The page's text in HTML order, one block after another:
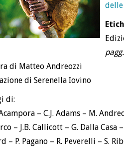
delle
di Matteo Andreozzi
di Serenella Iovino
di:
Acampora – C.J. Adams – M.
– J.B. Callicott – G. Dalla Casa
– P. Pagano – R. Peverelli – S.